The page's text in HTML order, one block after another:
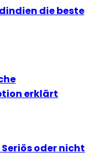
die beste
erklärt
Seriös oder nicht